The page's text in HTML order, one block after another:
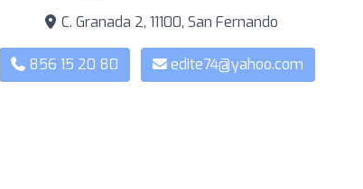
C. Granada 2, 11100, San Fernando
856 15 20 80 edite74@yahoo.com